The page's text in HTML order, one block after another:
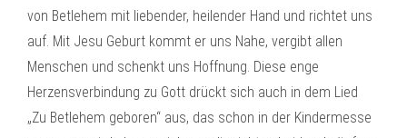
von Betlehem mit liebender, heilender Hand und richtet uns
auf. Mit Jesu Geburt kommt er uns Nahe, vergibt allen
Menschen und schenkt uns Hoffnung. Diese enge
Herzensverbindung zu Gott drückt sich auch in dem Lied
„Zu Betlehem geboren“ aus, das schon in der Kindermesse